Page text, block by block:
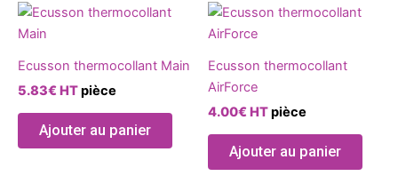
Ecusson thermocollant Main
5.83€ HTpièce
Ajouter au panier
Ecusson thermocollant
AirForce
4.00€ HTpièce
Ajouter au panier